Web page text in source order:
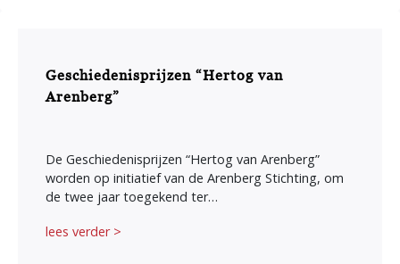
Geschiedenisprijzen “Hertog van
Arenberg”
De Geschiedenisprijzen “Hertog van Arenberg”
worden op initiatief van de Arenberg Stichting, om
de twee jaar toegekend ter…
lees verder >